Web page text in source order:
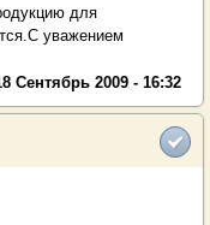
для
уважением
Сентябрь 2009 - 16:32